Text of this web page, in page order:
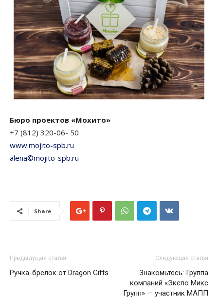
Бюро проектов «Мохито»
+7 (812) 320-06- 50
www.mojito-spb.ru
alena©mojito-spb.ru
Share
Предыдущая статья
Ручка-брелок от Dragon Gifts
Следующая статья
Знакомьтесь: Группа
компаний «Экспо Микс
Групп» — участник МАПП